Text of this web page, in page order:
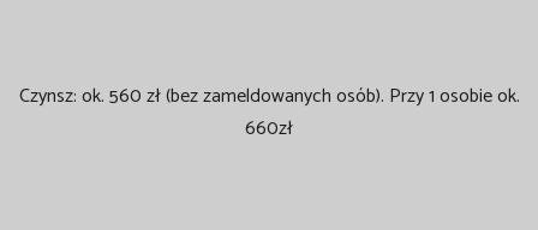
Czynsz: ok. 560 zł (bez zameldowanych osób). Przy 1 osobie ok.
660zł